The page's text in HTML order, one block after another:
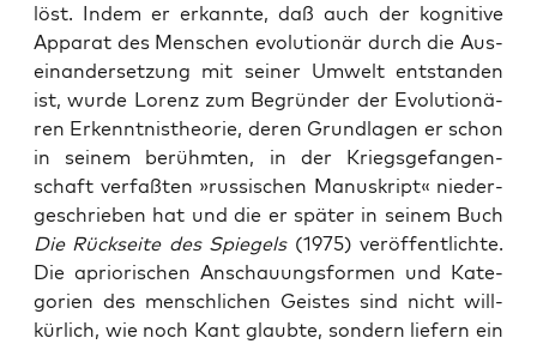
löst. Indem er erkann­te, daß auch der kogni­ti­ve
Appa­rat des Men­schen evo­lu­tio­när durch die Aus­
ein­an­der­set­zung mit sei­ner Umwelt ent­stan­den
ist, wur­de Lorenz zum Begrün­der der Evo­lu­tio­nä­
ren Erkennt­nis­theo­rie, deren Grund­la­gen er schon
in sei­nem berühm­ten, in der Kriegs­ge­fan­gen­
schaft ver­faß­ten »rus­si­schen Manu­skript« nie­der­
ge­schrie­ben hat und die er spä­ter in sei­nem Buch
Die Rück­sei­te des Spie­gels(1975) ver­öf­fent­lich­te.
Die aprio­ri­schen Anschau­ungs­for­men und Kate­
go­rien des mensch­li­chen Geis­tes sind nicht will­
kür­lich, wie noch Kant glaub­te, son­dern lie­fern ein